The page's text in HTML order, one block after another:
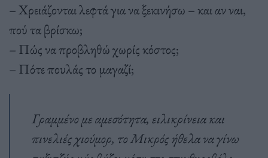
– Χρειάζονται λεφτά για να ξεκινήσω – και αν ναι,
πού τα βρίσκω;
– Πώς να προβληθώ χωρίς κόστος;
– Πότε πουλάς το μαγαζί;
Γραμμένο με αμεσότητα, ειλικρίνεια και
πινελιές χιούμορ, το Μικρός ήθελα να γίνω